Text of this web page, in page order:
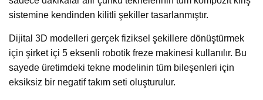
sistemine kendinden kilitli şekiller tasarlanmıştır.
Dijital 3D modelleri gerçek fiziksel şekillere dönüştürmek
için şirket içi 5 eksenli robotik freze makinesi kullanılır. Bu
sayede üretimdeki tekne modelinin tüm bileşenleri için
eksiksiz bir negatif takım seti oluşturulur.